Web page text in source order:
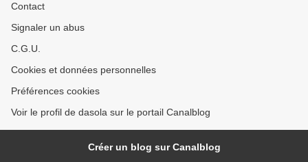
Contact
Signaler un abus
C.G.U.
Cookies et données personnelles
Préférences cookies
Voir le profil de dasola sur le portail Canalblog
Créer un blog sur Canalblog